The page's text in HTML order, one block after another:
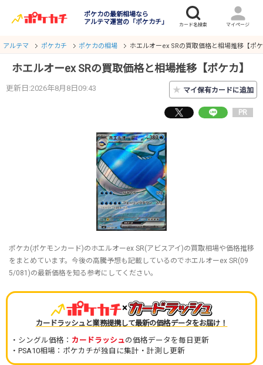
ポケカの最新相場なら
アルテマ運営の「ポケカチ」
アルテマ ポケカチ ポケカの相場 ホエルオーex SRの買取価格と相場推移【ポ
ホエルオーex SRの買取価格と相場推移【ポケカ】
更新日:2026年8月8日09:43 ★ マイ保有カードに追加
PR
ポケカ(ポケモンカード)のホエルオーex SR(アビスアイ)の買取相場や価格推移
をまとめています。今後の高騰予想も記載しているのでホエルオーex SR(09
5/081)の最新価格を知る参考にしてください。
×
カードラッシュと業務提携して最新の価格データをお届け！
・シングル価格： カードラッシュの価格データを毎日更新
・PSA10相場：ポケカチが独自に集計・計測し更新